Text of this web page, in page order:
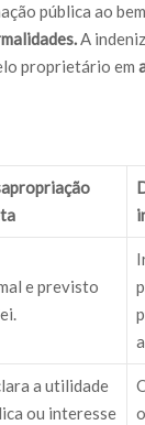
pública ao bem
A
proprietário em
e previsto
a utilidade
ou interesse